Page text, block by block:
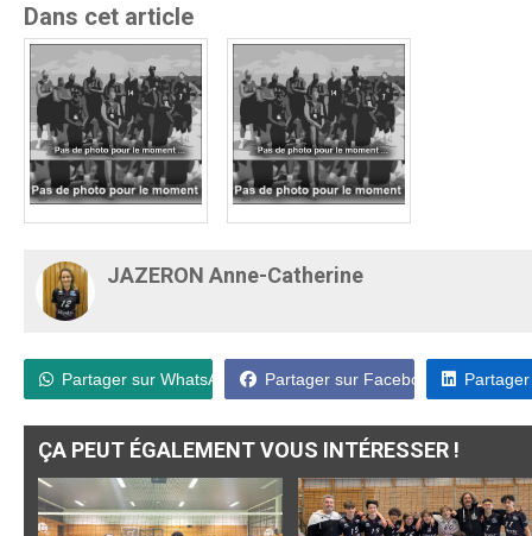
Dans cet article
JAZERON Anne-Catherine
Partager sur WhatsApp Partager sur Facebook
ÇA PEUT ÉGALEMENT VOUS INTÉRESSER !